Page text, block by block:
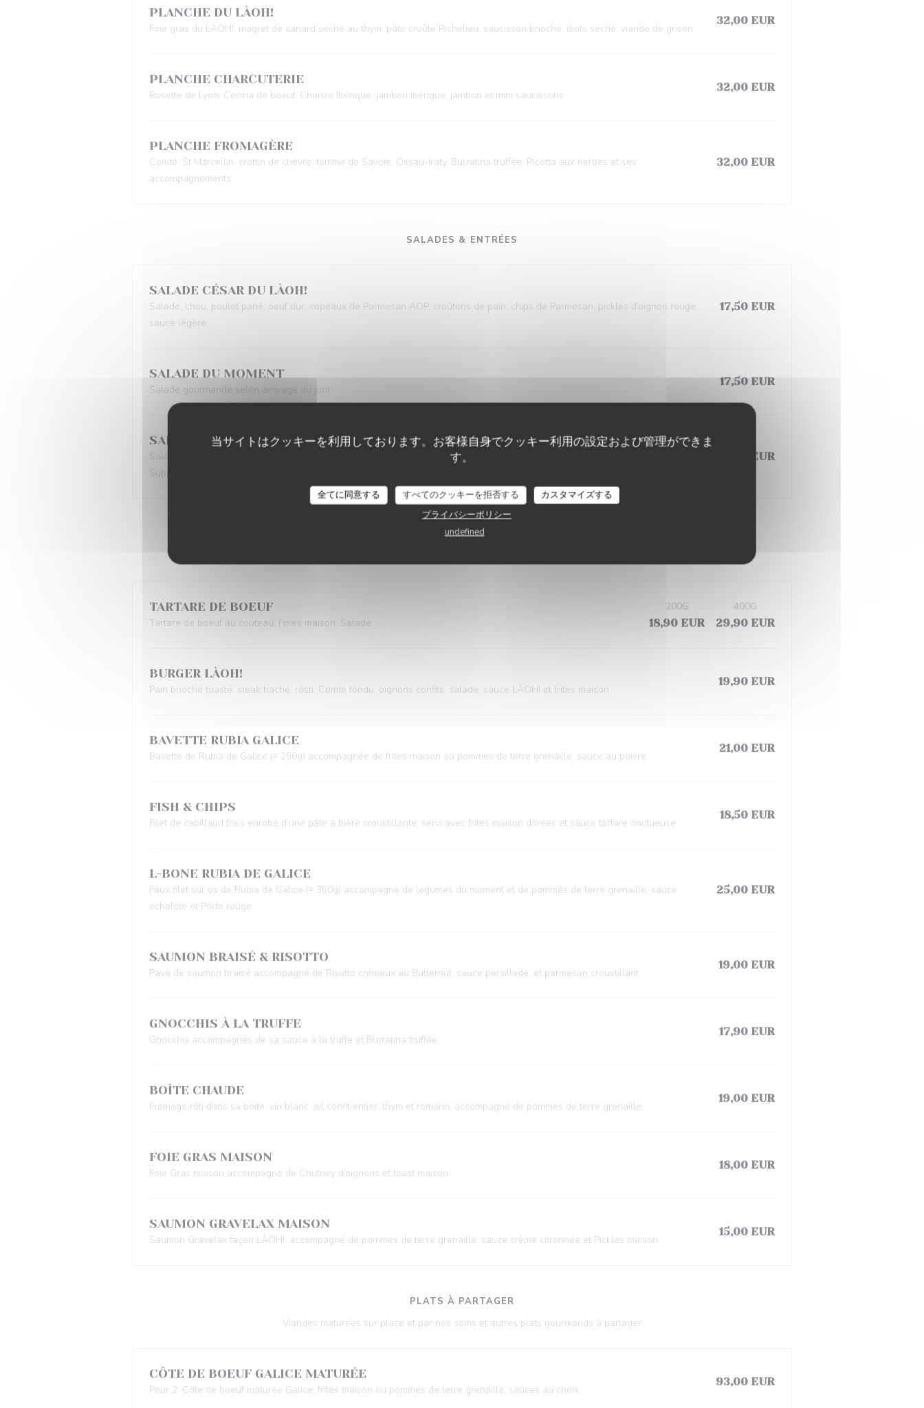
当サイトはクッキーを利用しております。お客様自身でクッキー利用の設定および管理ができま
す。
全てに同意する すべてのクッキーを拒否する
カスタマイズする
プライバシーポリシー
undefined
PLANCHE DU LÀOH!
Foie gras du LÀOH!, magret de canard séché au thym, pâté croûte Richelieu, saucisson brioché, diots séché, viande de grison
32,00 EUR
PLANCHE CHARCUTERIE
Rosette de Lyon, Cecina de boeuf, Chorizo Ibérique, jambon Ibérique, jambon et mini saucissons
32,00 EUR
PLANCHE FROMAGÈRE
Comté, St Marcellin, crottin de chèvre, tomme de Savoie, Ossau-Iraty, Burratina truffée, Ricotta aux herbes et ses
accompagnements
32,00 EUR
SALADES & ENTRÉES
SALADE CÉSAR DU LÀOH!
Salade, chou, poulet pané, oeuf dur, copeaux de Parmesan AOP, croûtons de pain, chips de Parmesan, pickles d’oignon rouge,
sauce légère
17,50 EUR
SALADE DU MOMENT
Salade gourmande selon arrivage du jour
17,50 EUR
SALADE VEGGIE
Salade, lentilles, légumes du moment, choux rouge frais, carottes râpées, avocat, tomates, patates douces et fruits de saisons
Supplément saumon Gravelax : 5 Euros
14,50 EUR
PLATS PRINCIPAUX
TARTARE DE BOEUF
Tartare de boeuf au couteau, Frites maison, Salade 18,90 EUR
200G
29,90 EUR
400G
BURGER LÀOH!
Pain brioché toasté, steak haché, rösti, Comté fondu, oignons confits, salade, sauce LÀOH! et frites maison
19,90 EUR
BAVETTE RUBIA GALICE
Bavette de Rubia de Galice (≃ 250g) accompagnée de frites maison ou pommes de terre grenaille, sauce au poivre
21,00 EUR
FISH & CHIPS
Filet de cabillaud frais enrobé d’une pâte à bière croustillante, servi avec frites maison dorées et sauce tartare onctueuse
18,50 EUR
L-BONE RUBIA DE GALICE
Faux filet sur os de Rubia de Galice (≃ 350g) accompagné de légumes du moment et de pommes de terre grenaille, sauce
échalote et Porto rouge
25,00 EUR
SAUMON BRAISÉ & RISOTTO
Pavé de saumon braisé accompagné de Risotto crémeux au Butternut, sauce persillade, et parmesan croustillant
19,00 EUR
GNOCCHIS À LA TRUFFE
Gnocchis accompagnés de sa sauce à la truffe et Burratina truffée
17,90 EUR
BOÎTE CHAUDE
Fromage rôti dans sa boite, vin blanc, ail confit entier, thym et romarin, accompagné de pommes de terre grenaille
19,00 EUR
FOIE GRAS MAISON
Foie Gras maison accompagné de Chutney d’oignons et toast maison
18,00 EUR
SAUMON GRAVELAX MAISON
Saumon Gravelax façon LÀOH!, accompagné de pommes de terre grenaille, sauce crème citronnée et Pickles maison
15,00 EUR
PLATS À PARTAGER
Viandes maturées sur place et par nos soins et autres plats gourmands à partager
CÔTE DE BOEUF GALICE MATURÉE
Pour 2. Côte de boeuf maturée Galice, frites maison ou pommes de terre grenaille, sauces au choix
93,00 EUR